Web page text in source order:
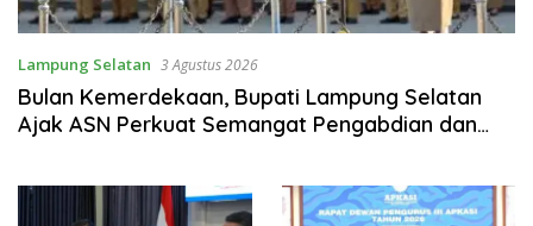
Lampung Selatan 3 Agustus 2026
Bulan Kemerdekaan, Bupati Lampung Selatan
Ajak ASN Perkuat Semangat Pengabdian dan